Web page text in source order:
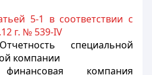
5-1 в соответствии с
г. № 539-IV
специальной
компании
компания